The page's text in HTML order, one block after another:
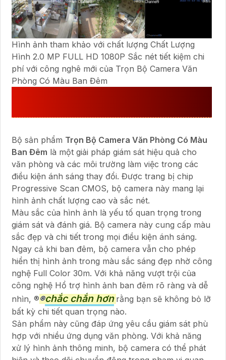
Hình ảnh tham khảo với chất lượng Chất Lượng
Hình 2.0 MP FULL HD 1080P Sắc nét tiết kiệm chi
phí với công nghê mới của Trọn Bộ Camera Văn
Phòng Có Màu Ban Đêm
Bộ sản phẩm Trọn Bộ Camera Văn Phòng Có Màu
Ban Đêm là một giải pháp giám sát hiệu quả cho
văn phòng và các môi trường làm việc trong các
điều kiện ánh sáng thay đổi. Được trang bị chip
Progressive Scan CMOS, bộ camera này mang lại
hình ảnh chất lượng cao và sắc nét.
Màu sắc của hình ảnh là yếu tố quan trọng trong
giám sát và đánh giá. Bộ camera này cung cấp màu
sắc đẹp và chi tiết trong mọi điều kiện ánh sáng.
Ngay cả khi ban đêm, bộ camera vẫn cho phép
hiển thị hình ảnh trong màu sắc sáng đẹp nhờ công
nghệ Full Color 30m. Với khả năng vượt trội của
công nghệ Hổ trợ hình ảnh ban đêm rõ ràng và dễ
nhìn, ®️®️chắc chắn hơn rằng bạn sẽ không bỏ lỡ
bất kỳ chi tiết quan trọng nào.
Sản phẩm này cũng đáp ứng yêu cầu giám sát phù
hợp với nhiều ứng dụng văn phòng. Với khả năng
xử lý hình ảnh thông minh, bộ camera có thể phát